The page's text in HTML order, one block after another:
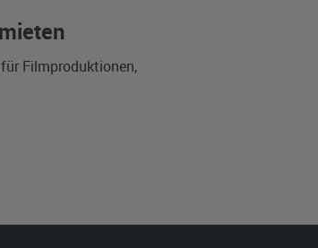
Filmproduktionen,